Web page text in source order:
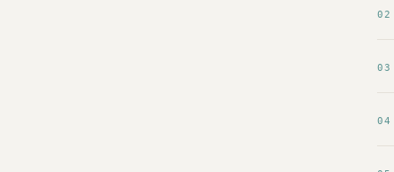
02
03
04